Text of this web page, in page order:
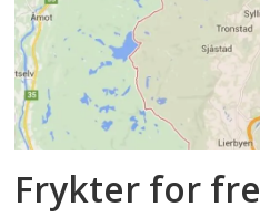
Frykter for